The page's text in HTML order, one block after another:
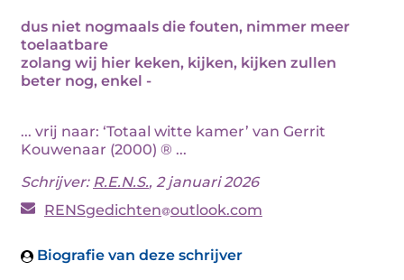
dus niet nogmaals die fouten, nimmer meer
toelaatbare
zolang wij hier keken, kijken, kijken zullen
beter nog, enkel -
... vrij naar: ‘Totaal witte kamer’ van Gerrit
Kouwenaar (2000) ® ...
Schrijver: R.E.N.S., 2 januari 2026
RENSgedichten outlook.com
Biografie van deze schrijver